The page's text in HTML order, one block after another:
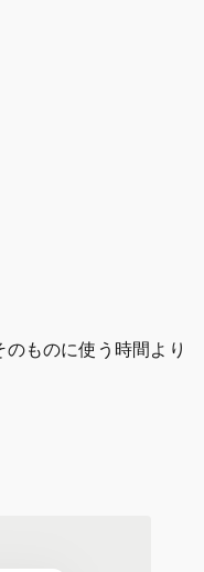
ものに使う時間より